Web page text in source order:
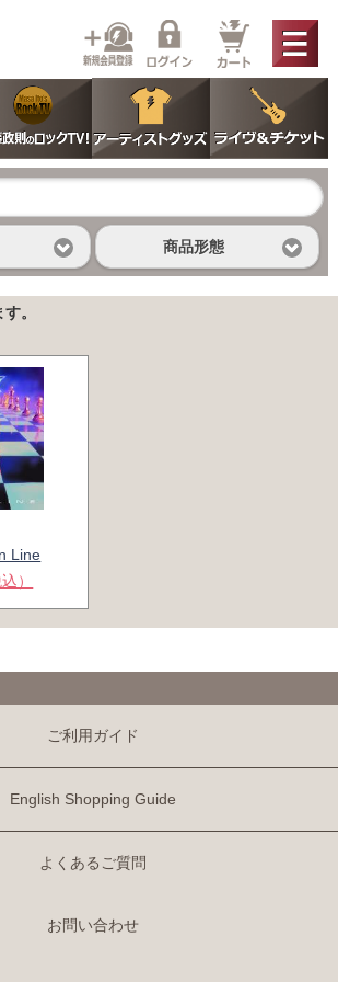
商品形態
。
Line
）
ご利用ガイド
English Shopping Guide
よくあるご質問
お問い合わせ